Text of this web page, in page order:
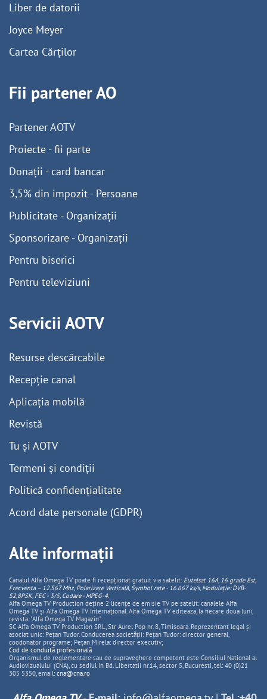
Liber de datorii
Joyce Meyer
Cartea Cărților
Fii partener AO
Partener AOTV
Proiecte - fii parte
Donații - card bancar
3,5% din impozit - Persoane
Publicitate - Organizații
Sponsorizare - Organizații
Pentru biserici
Pentru televiziuni
Servicii AOTV
Resurse descărcabile
Recepție canal
Aplicația mobilă
Revistă
Tu și AOTV
Termeni și condiții
Politică confidențialitate
Acord date personale (GDPR)
Alte informații
Canalul Alfa Omega TV poate fi recepționat gratuit via satelit: Eutelsat 16A, 16 grade Est,
Frecventa – 12.567 Mhz, PolarizareVerticală, Symbol rate - 16.667 ks/s, Modulație: DVB-
S2,8PSK, FEC - 3/5, Codare - MPEG-4.
Alfa Omega TV Production deține 2 licențe de emisie TV pe satelit: canalele Alfa
Omega TV și Alfa Omega TV Internațional. Alfa Omega TV editeaza, la fiecare doua luni,
revista: "Alfa Omega TV Magazin".
SC Alfa Omega TV Production SRL, Str Aurel Pop nr. 8, Timisoara. Reprezentant legal și
asociat unic: Pețan Tudor. Conducerea societății: Pețan Tudor: director general,
coodonator programe; Pețan Mirela: director executiv;
Cod de conduită profesională
Organismul de reglementare sau de supraveghere competent este Consiliul National al
Audiovizualului (CNA), cu sediul in Bd. Libertatii nr.14, sector 5, Bucuresti, tel: 40 (0)21
305 5350, email: cna@cna.ro